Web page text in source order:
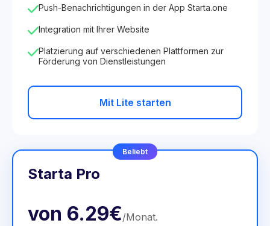
Push-Benachrichtigungen in der App Starta.one
Integration mit Ihrer Website
Platzierung auf verschiedenen Plattformen zur
Förderung von Dienstleistungen
Mit Lite starten
Beliebt
Starta Pro
von 6.29€/Monat.